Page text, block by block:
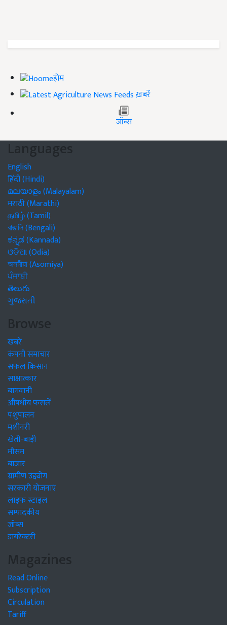
होम
ख़बरें
जॉब्स
Languages
English
हिंदी (Hindi)
മലയാളം (Malayalam)
मराठी (Marathi)
தமிழ் (Tamil)
বাঙালি (Bengali)
ಕನ್ನಡ (Kannada)
ଓଡିଆ (Odia)
অসমীয়া (Asomiya)
ਪੰਜਾਬੀ
తెలుగు
ગુજરાતી
Browse
खबरें
कंपनी समाचार
सफल किसान
साक्षात्कार
बागवानी
औषधीय फसलें
पशुपालन
मशीनरी
खेती-बाड़ी
मौसम
बाजार
ग्रामीण उद्द्योग
सरकारी योजनाएं
लाइफ स्टाइल
सम्पादकीय
जॉब्स
डायरेक्टरी
Magazines
Read Online
Subscription
Circulation
Tariff